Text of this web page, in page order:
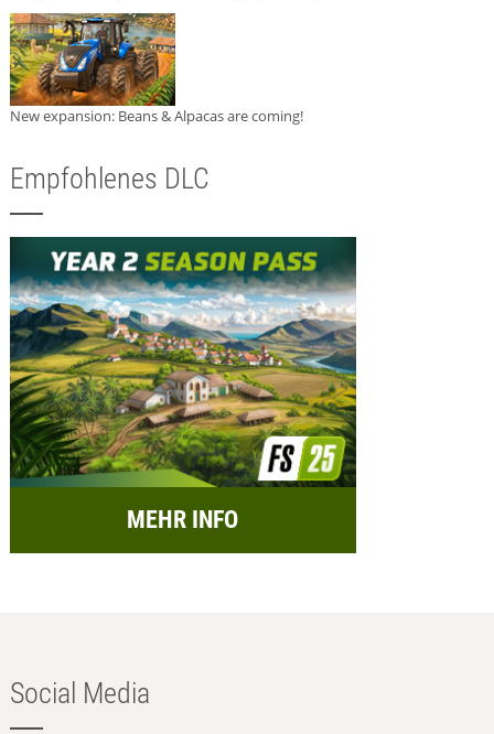
New expansion: Beans & Alpacas are coming!
Empfohlenes DLC
MEHR INFO
Social Media